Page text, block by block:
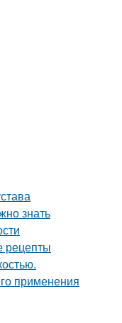
знать
рецепты
применения